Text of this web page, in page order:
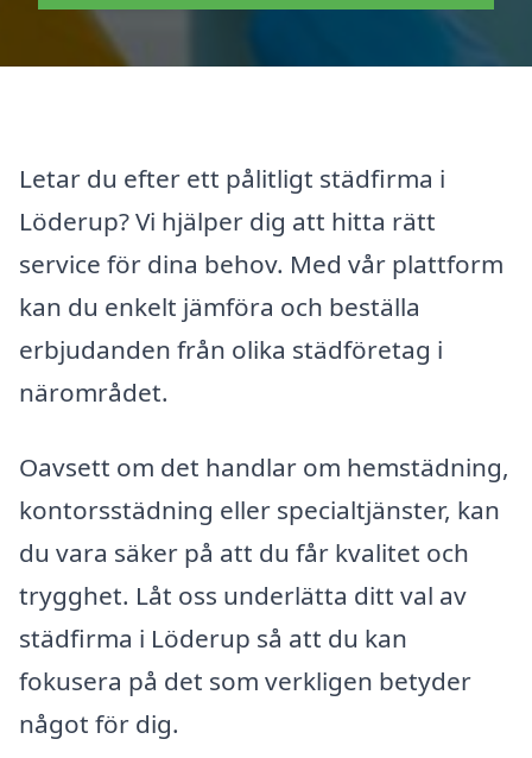
Letar du efter ett pålitligt städfirma i
Löderup? Vi hjälper dig att hitta rätt
service för dina behov. Med vår plattform
kan du enkelt jämföra och beställa
erbjudanden från olika städföretag i
närområdet.
Oavsett om det handlar om hemstädning,
kontorsstädning eller specialtjänster, kan
du vara säker på att du får kvalitet och
trygghet. Låt oss underlätta ditt val av
städfirma i Löderup så att du kan
fokusera på det som verkligen betyder
något för dig.